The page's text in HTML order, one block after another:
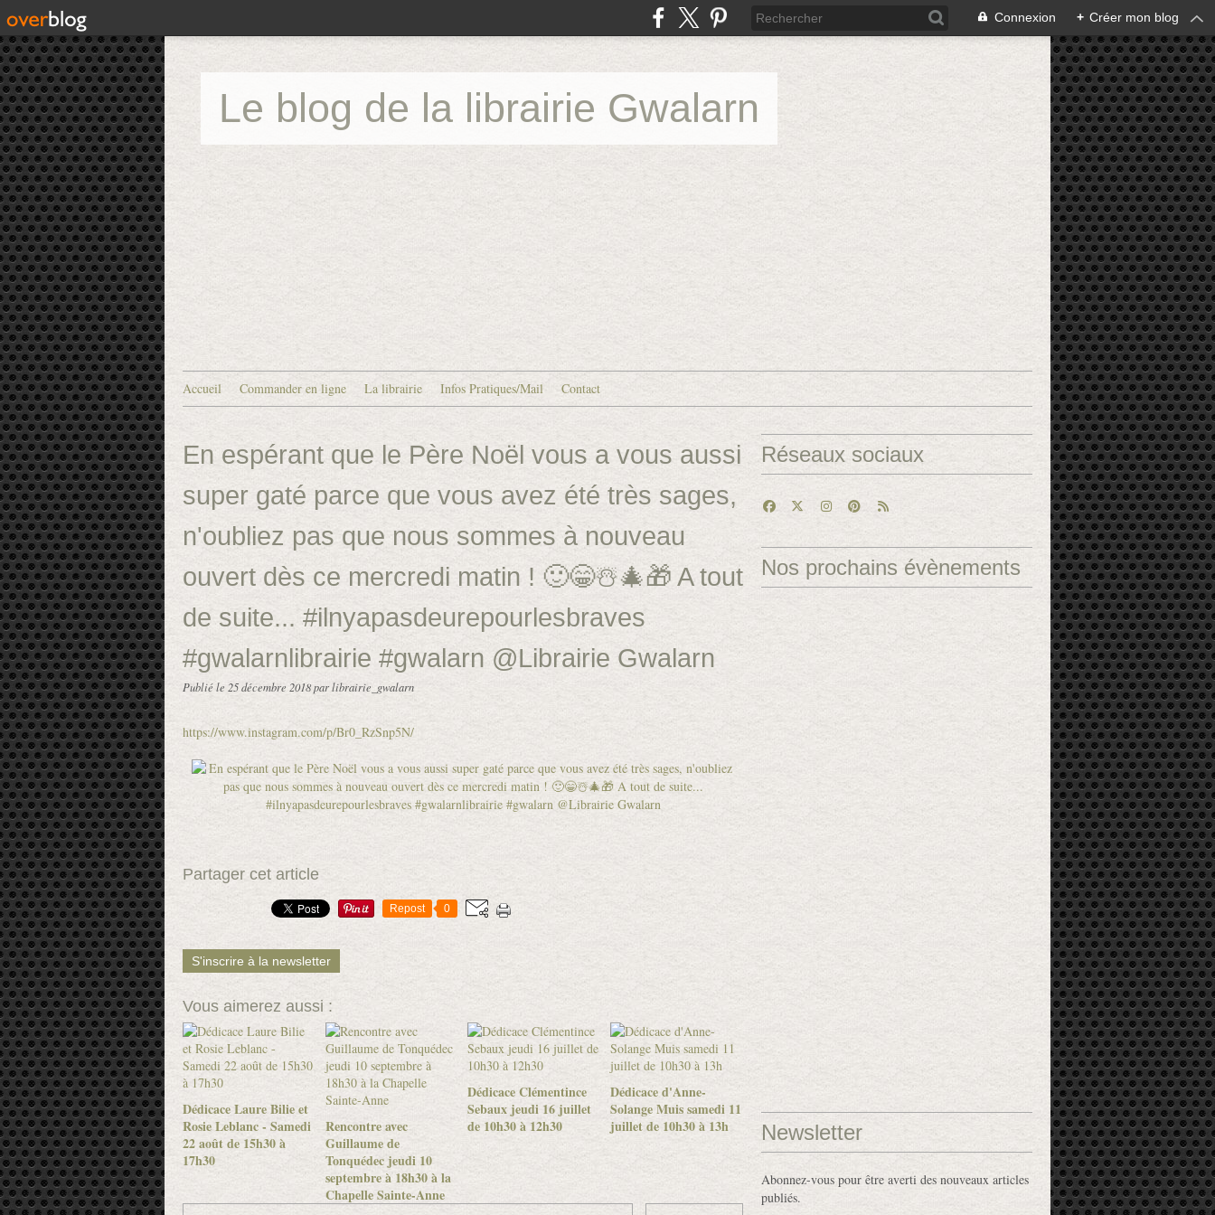
Connexion + Créer mon blog
Le blog de la librairie Gwalarn
Accueil Commander en ligne La librairie Infos Pratiques/Mail Contact
En espérant que le Père Noël vous a vous aussi
super gaté parce que vous avez été très sages,
n'oubliez pas que nous sommes à nouveau
ouvert dès ce mercredi matin ! 🙂😁☃️🎄🎁 A tout
de suite... #ilnyapasdeurepourlesbraves
#gwalarnlibrairie #gwalarn @Librairie Gwalarn
Publié le 25 décembre 2018par librairie_gwalarn
https://www.instagram.com/p/Br0_RzSnp5N/
Partager cet article
Repost 0
S'inscrire à la newsletter
Vous aimerez aussi :
Dédicace Laure Bilie et
Rosie Leblanc - Samedi
22 août de 15h30 à
17h30
Rencontre avec
Guillaume de
Tonquédec jeudi 10
septembre à 18h30 à la
Chapelle Sainte-Anne
Dédicace Clémentince
Sebaux jeudi 16 juillet
de 10h30 à 12h30
Dédicace d'Anne-
Solange Muis samedi 11
juillet de 10h30 à 13h
Réseaux sociaux
Nos prochains évènements
Newsletter
Abonnez-vous pour être averti des nouveaux articles
publiés.